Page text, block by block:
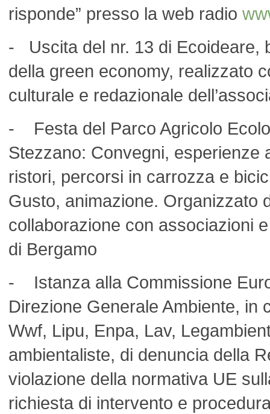
risponde” presso la web radio
- Uscita del nr. 13 di Ecoideare,
della green economy, realizzato
culturale e redazionale
- Festa del Parco Agricolo
Stezzano: Convegni, esperienze
ristori, percorsi in carrozza e
Gusto, animazione. Organizzato
collaborazione con associazioni
di Bergamo
- Istanza alla Commissione
Direzione Generale Ambiente, in
Wwf, Lipu, Enpa, Lav,
ambientaliste, di denuncia della
violazione della normativa UE
richiesta di intervento e